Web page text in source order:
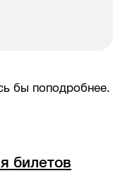
бы поподробнее.
билетов